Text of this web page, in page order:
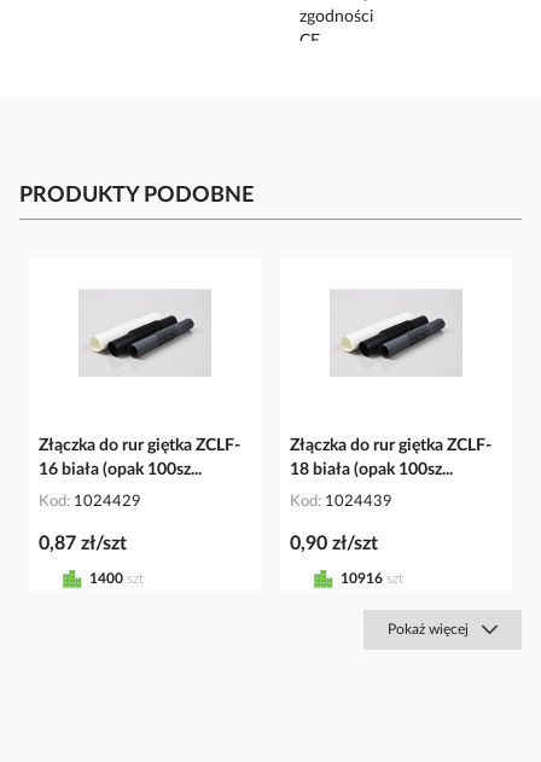
PRODUKTY PODOBNE
Złączka do rur giętka ZCLF-
16 biała (opak 100sz...
Kod 1024429
0,87 zł/szt
1400 szt
Złączka do rur giętka ZCLF-
18 biała (opak 100sz...
Kod 1024439
0,90 zł/szt
10916 szt
Pokaż więcej